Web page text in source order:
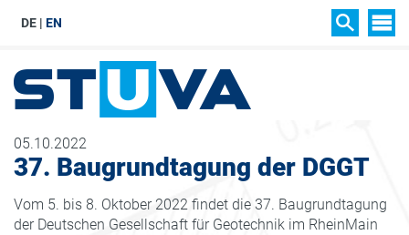
DE EN
05.10.2022
37. Baugrundtagung der DGGT
Vom 5. bis 8. Oktober 2022 findet die 37. Baugrundtagung
der Deutschen Gesellschaft für Geotechnik im RheinMain